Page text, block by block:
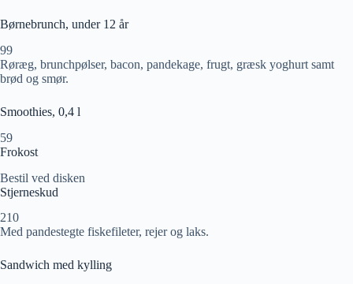
Børnebrunch, under 12 år
99
Røræg, brunchpølser, bacon, pandekage, frugt, græsk yoghurt samt
brød og smør.
Smoothies, 0,4 l
59
Frokost
Bestil ved disken
Stjerneskud
210
Med pandestegte fiskefileter, rejer og laks.
Sandwich med kylling